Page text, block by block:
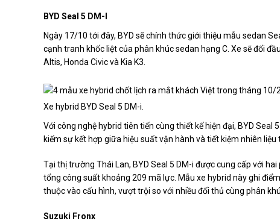
BYD Seal 5 DM-I
Ngày 17/10 tới đây, BYD sẽ chính thức giới thiệu mẫu sedan
cạnh tranh khốc liệt của phân khúc sedan hạng C. Xe sẽ đối
Altis, Honda Civic và Kia K3.
Xe hybrid BYD Seal 5 DM-i.
Với công nghệ hybrid tiên tiến cùng thiết kế hiện đại, BYD
kiếm sự kết hợp giữa hiệu suất vận hành và tiết kiệm nhiên
Tại thị trường Thái Lan, BYD Seal 5 DM-i được cung cấp với
tổng công suất khoảng 209 mã lực. Mẫu xe hybrid này ghi
thuộc vào cấu hình, vượt trội so với nhiều đối thủ cùng phân
Suzuki Fronx